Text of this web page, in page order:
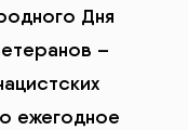
Дня
–
ежегодное